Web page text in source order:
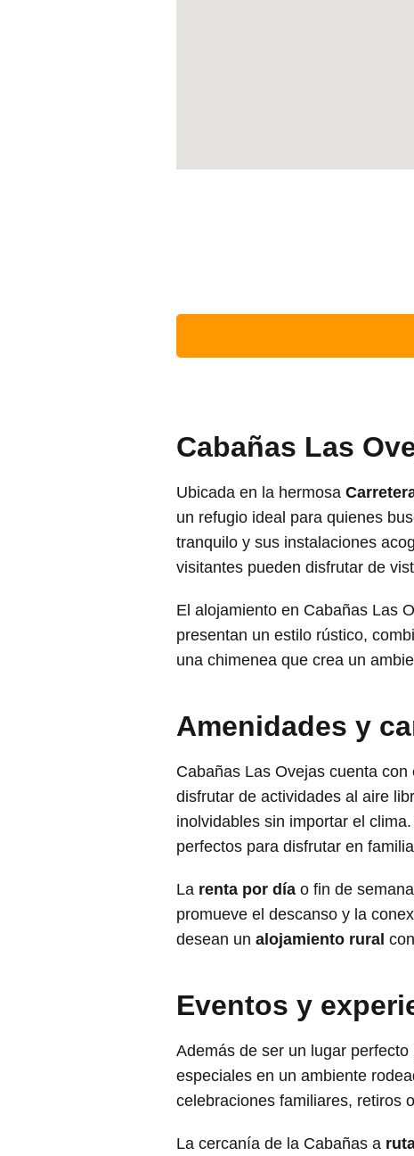
Cabañas Las
Ubicada en la hermosa
un refugio ideal para quienes
tranquilo y sus instalaciones
visitantes pueden disfrutar de
El alojamiento en Cabañas Las
presentan un estilo rústico,
una chimenea que crea un
Amenidades y
Cabañas Las Ovejas cuenta
disfrutar de actividades al aire
inolvidables sin importar el
perfectos para disfrutar en
La renta por día o fin de
promueve el descanso y la
desean un alojamiento rural
Eventos y
Además de ser un lugar
especiales en un ambiente
celebraciones familiares, retiros
La cercanía de la Cabañas a